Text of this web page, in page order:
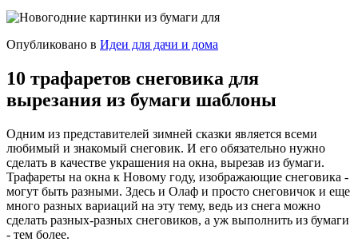
Опубликовано в Идеи для дачи и дома
10 трафаретов снеговика для
вырезания из бумаги шаблоны
Одним из представителей зимней сказки является всеми
любимый и знакомый снеговик. И его обязательно нужно
сделать в качестве украшения на окна, вырезав из бумаги.
Трафареты на окна к Новому году, изображающие снеговика -
могут быть разными. Здесь и Олаф и просто снеговичок и еще
много разных вариаций на эту тему, ведь из снега можно
сделать разных-разных снеговиков, а уж выполнить из бумаги
- тем более.